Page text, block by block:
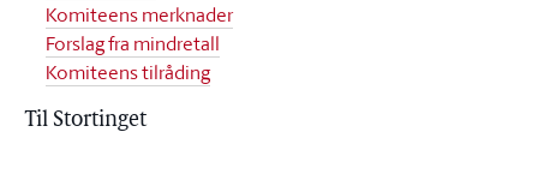
Komiteens merknader
Forslag fra mindretall
Komiteens tilråding
Til Stortinget